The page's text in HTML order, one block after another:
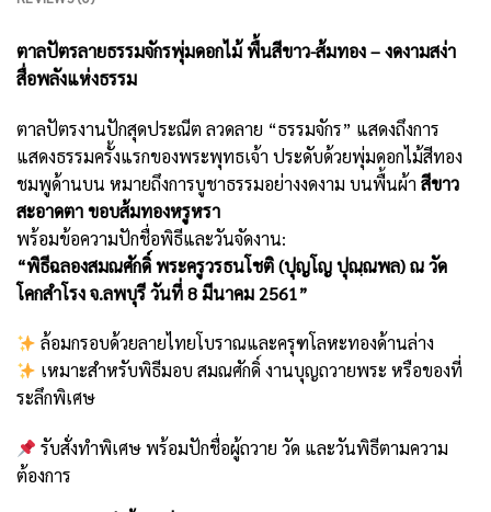
ตาลปัตรลายธรรมจักรพุ่มดอกไม้ พื้นสีขาว-ส้มทอง – งดงามสง่า
สื่อพลังแห่งธรรม
ตาลปัตรงานปักสุดประณีต ลวดลาย “ธรรมจักร” แสดงถึงการ
แสดงธรรมครั้งแรกของพระพุทธเจ้า ประดับด้วยพุ่มดอกไม้สีทอง
ชมพูด้านบน หมายถึงการบูชาธรรมอย่างงดงาม บนพื้นผ้า สีขาว
สะอาดตา ขอบส้มทองหรูหรา
พร้อมข้อความปักชื่อพิธีและวันจัดงาน:
“พิธีฉลองสมณศักดิ์ พระครูวรธนโชติ (ปุญโญ ปุณฺณพล) ณ วัด
โคกสำโรง จ.ลพบุรี วันที่ 8 มีนาคม 2561”
ล้อมกรอบด้วยลายไทยโบราณและครุฑโลหะทองด้านล่าง
เหมาะสำหรับพิธีมอบ สมณศักดิ์ งานบุญถวายพระ หรือของที่
ระลึกพิเศษ
รับสั่งทำพิเศษ พร้อมปักชื่อผู้ถวาย วัด และวันพิธีตามความ
ต้องการ